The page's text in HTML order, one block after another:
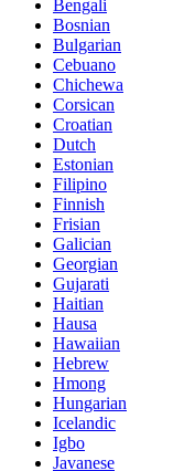
Bengali
Bosnian
Bulgarian
Cebuano
Chichewa
Corsican
Croatian
Dutch
Estonian
Filipino
Finnish
Frisian
Galician
Georgian
Gujarati
Haitian
Hausa
Hawaiian
Hebrew
Hmong
Hungarian
Icelandic
Igbo
Javanese